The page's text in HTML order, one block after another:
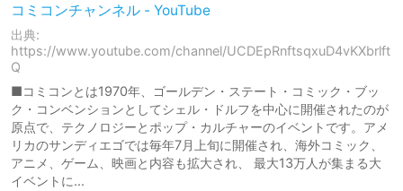
コミコンチャンネル - YouTube
出典:
https://www.youtube.com/channel/UCDEpRnftsqxuD4vKXbrlft
Q
■コミコンとは1970年、ゴールデン・ステート・コミック・ブッ
ク・コンベンションとしてシェル・ドルフを中心に開催されたのが
原点で、テクノロジーとポップ・カルチャーのイベントです。アメ
リカのサンディエゴでは毎年7月上旬に開催され、海外コミック、
アニメ、ゲーム、映画と内容も拡大され、 最大13万人が集まる大
イベントに...